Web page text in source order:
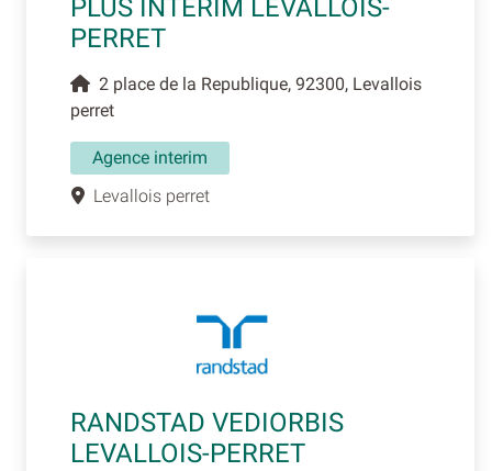
PLUS INTERIM LEVALLOIS-
PERRET
2 place de la Republique, 92300, Levallois
perret
Agence interim
Levallois perret
RANDSTAD VEDIORBIS
LEVALLOIS-PERRET